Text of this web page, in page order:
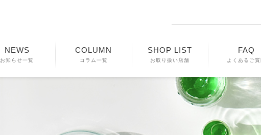
NEWS
お知らせ一覧
COLUMN
コラム一覧
SHOP LIST
お取り扱い店舗
FAQ
よくあるご質